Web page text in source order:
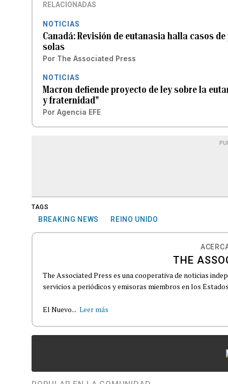
RELACIONADAS
NOTICIAS
Canadá: Revisión de eutanasia halla casos
solas
Por The Associated Press
NOTICIAS
Macron defiende proyecto de ley sobre la
y fraternidad”
Por Agencia EFE
TAGS
BREAKING NEWS REINO UNIDO
THE
The Associated Press es una cooperativa de noticias
servicios a periódicos y emisoras miembros en los
El Nuevo... Leer más